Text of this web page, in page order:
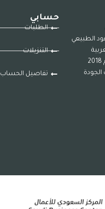
الطبيعي
السعودية. تأسست المؤسسة في عام 2018
حسابي
الطلبات
التنزيلات
تفاصيل الحساب